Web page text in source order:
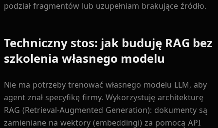
podział fragmentów lub uzupełniam brakujące źródło.
Techniczny stos: jak buduję RAG bez
szkolenia własnego modelu
Nie ma potrzeby trenować własnego modelu LLM, aby
agent znał specyfikę firmy. Wykorzystuję architekturę
RAG (Retrieval-Augmented Generation): dokumenty są
zamieniane na wektory (embeddingi) za pomocą API